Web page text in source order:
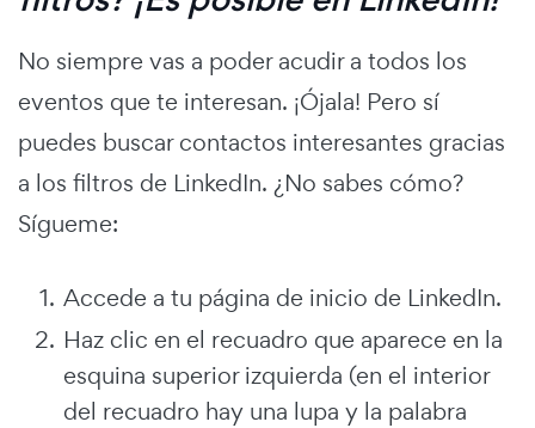
No siempre vas a poder acudir a todos los
eventos que te interesan. ¡Ójala! Pero sí
puedes buscar contactos interesantes gracias
a los filtros de LinkedIn. ¿No sabes cómo?
Sígueme:
Accede a tu página de inicio de LinkedIn.
Haz clic en el recuadro que aparece en la
esquina superior izquierda (en el interior
del recuadro hay una lupa y la palabra